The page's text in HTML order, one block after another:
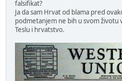
falsifikat?
Ja da sam Hrvat od blama pred
podmetanjem ne bih u svom životu
Teslu i hrvatstvo.